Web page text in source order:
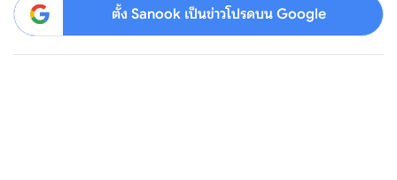
ตั้ง Sanook เป็นข่าวโปรดบน Google